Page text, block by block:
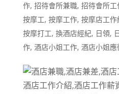
作, 招待會所兼職, 招待會所工
按摩工, 按摩工作, 按摩店工作
按摩打工, 換酒店經紀, 日領,
作, 酒店小姐工作, 酒店小姐應